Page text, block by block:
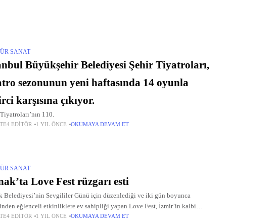
SANAT
Büyükşehir Belediyesi Şehir Tiyatroları,
sezonunun yeni haftasında 14 oyunla
karşısına çıkıyor.
110.
EDITÖR 1 YIL ÖNCE OKUMAYA DEVAM ET
SANAT
Love Fest rüzgarı esti
Belediyesi’nin Sevgililer Günü için düzenlediği ve iki gün boyunca
eğlenceli etkinliklere ev sahipliği yapan Love Fest, İzmir’in kalbi
aşkın, müziğin ve dansın büyüsüyle renklendirdi.
EDITÖR 1 YIL ÖNCE OKUMAYA DEVAM ET